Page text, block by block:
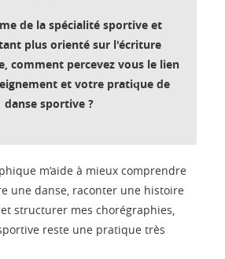
de la spécialité sportive et
plus orienté sur l'écriture
comment percevez vous le lien
et votre pratique de
danse sportive ?
m’aide à mieux comprendre
une danse, raconter une histoire
structurer mes chorégraphies,
reste une pratique très